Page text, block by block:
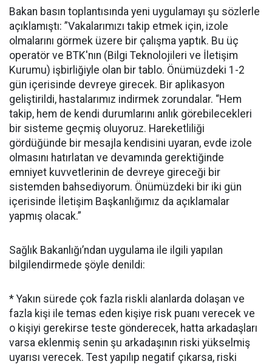
Bakan basın toplantısında yeni uygulamayı şu sözlerle
açıklamıştı: ”Vakalarımızı takip etmek için, izole
olmalarını görmek üzere bir çalışma yaptık. Bu üç
operatör ve BTK'nın (Bilgi Teknolojileri ve İletişim
Kurumu) işbirliğiyle olan bir tablo. Önümüzdeki 1-2
gün içerisinde devreye girecek. Bir aplikasyon
geliştirildi, hastalarımız indirmek zorundalar. “Hem
takip, hem de kendi durumlarını anlık görebilecekleri
bir sisteme geçmiş oluyoruz. Hareketliliği
gördüğünde bir mesajla kendisini uyaran, evde izole
olmasını hatırlatan ve devamında gerektiğinde
emniyet kuvvetlerinin de devreye gireceği bir
sistemden bahsediyorum. Önümüzdeki bir iki gün
içerisinde İletişim Başkanlığımız da açıklamalar
yapmış olacak.”
Sağlık Bakanlığı’ndan uygulama ile ilgili yapılan
bilgilendirmede şöyle denildi:
* Yakın sürede çok fazla riskli alanlarda dolaşan ve
fazla kişi ile temas eden kişiye risk puanı verecek ve
o kişiyi gerekirse teste gönderecek, hatta arkadaşları
varsa eklenmiş senin şu arkadaşının riski yükselmiş
uyarısı verecek. Test yapılıp negatif çıkarsa, riski